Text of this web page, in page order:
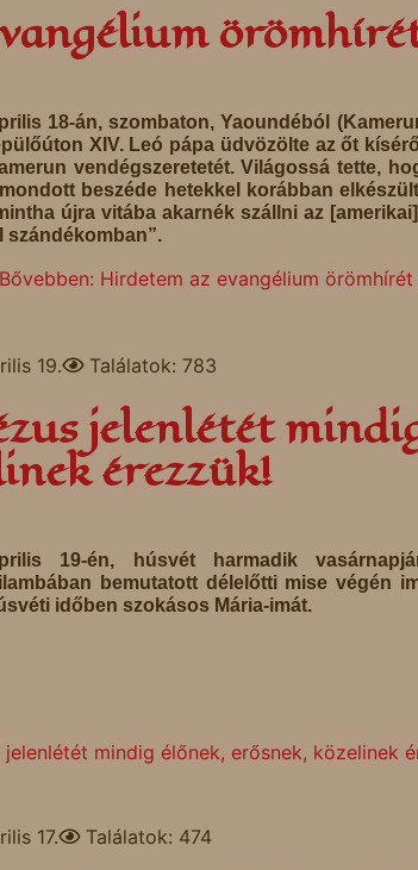
18-án, szombaton, Yaoundéból
XIV. Leó pápa üdvözölte az őt
vendégszeretetét. Világossá tette,
beszéde hetekkel korábban
újra vitába akarnék szállni az
szándékomban”.
Bővebben: Hirdetem az evangélium örömhírét
19. Találatok: 783
jelenlétét
érezzük!
19-én, húsvét harmadik
bemutatott délelőtti mise végén
időben szokásos Mária-imát.
mindig élőnek, erősnek, közelinek
17. Találatok: 474